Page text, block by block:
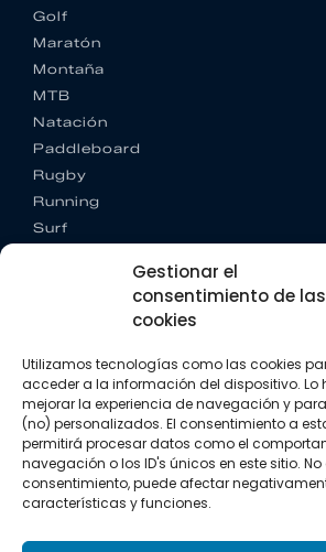
Gestionar el
consentimiento de las
cookies
Utilizamos tecnologías como las cookies
acceder a la información del dispositivo. Lo
mejorar la experiencia de navegación y
(no) personalizados. El consentimiento a
permitirá procesar datos como el
navegación o los ID's únicos en este sitio. No
consentimiento, puede afectar
características y funciones.
Golf
Maratón
Montaña
MTB
Natación
Paddleboard
Rugby
Running
Surf
CONTACTO
+34 662 342 177
info@vkssport.com
SÍGUENOS